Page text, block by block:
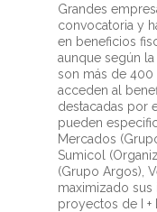
Grandes
convocatoria y
en beneficios
aunque según
son más de 400
acceden al
destacadas por
pueden
Mercados
Sumicol
(Grupo Argos),
maximizado sus
proyectos de I +